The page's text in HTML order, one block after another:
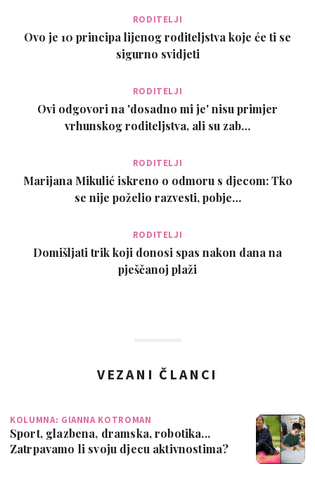
RODITELJI
Ovo je 10 principa lijenog roditeljstva koje će ti se
sigurno svidjeti
RODITELJI
Ovi odgovori na 'dosadno mi je' nisu primjer
vrhunskog roditeljstva, ali su zab…
RODITELJI
Marijana Mikulić iskreno o odmoru s djecom: Tko
se nije poželio razvesti, pobje…
RODITELJI
Domišljati trik koji donosi spas nakon dana na
pješčanoj plaži
VEZANI ČLANCI
KOLUMNA: GIANNA KOTROMAN
Sport, glazbena, dramska, robotika...
Zatrpavamo li svoju djecu aktivnostima?